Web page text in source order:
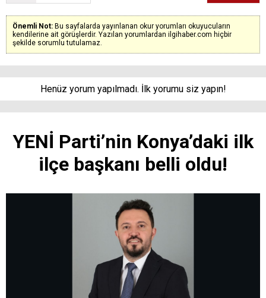
Önemli Not: Bu sayfalarda yayınlanan okur yorumları okuyucuların
kendilerine ait görüşlerdir. Yazılan yorumlardan ilgihaber.com hiçbir
şekilde sorumlu tutulamaz.
Henüz yorum yapılmadı. İlk yorumu siz yapın!
YENİ Parti’nin Konya’daki ilk
ilçe başkanı belli oldu!